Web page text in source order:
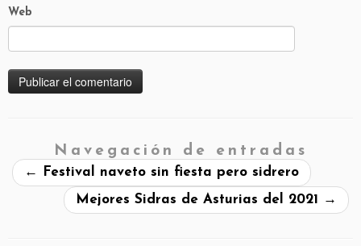
Web
Navegación de entradas
←
Festival naveto sin fiesta pero sidrero
Mejores Sidras de Asturias del 2021
→